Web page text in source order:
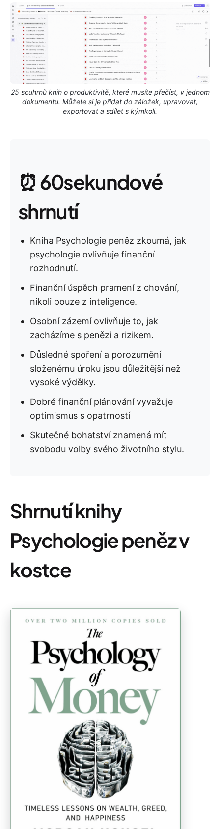
25 souhrnů knih o produktivitě, které musíte přečíst, v jednom
dokumentu. Můžete si je přidat do záložek, upravovat,
exportovat a sdílet s kýmkoli.
⏰ 60sekundové
shrnutí
Kniha Psychologie peněz zkoumá, jak
psychologie ovlivňuje finanční
rozhodnutí.
Finanční úspěch pramení z chování,
nikoli pouze z inteligence.
Osobní zázemí ovlivňuje to, jak
zacházíme s penězi a rizikem.
Důsledné spoření a porozumění
složenému úroku jsou důležitější než
vysoké výdělky.
Dobré finanční plánování vyvažuje
optimismus s opatrností
Skutečné bohatství znamená mít
svobodu volby svého životního stylu.
Shrnutí knihy
Psychologie peněz v
kostce